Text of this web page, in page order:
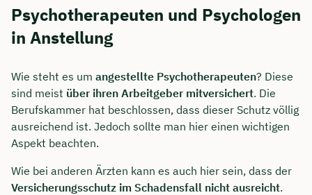
Psychotherapeuten und Psychologen
in Anstellung
Wie steht es um angestellte Psychotherapeuten? Diese
sind meist über ihren Arbeitgeber mitversichert. Die
Berufskammer hat beschlossen, dass dieser Schutz völlig
ausreichend ist. Jedoch sollte man hier einen wichtigen
Aspekt beachten.
Wie bei anderen Ärzten kann es auch hier sein, dass der
Versicherungsschutz im Schadensfall nicht ausreicht.